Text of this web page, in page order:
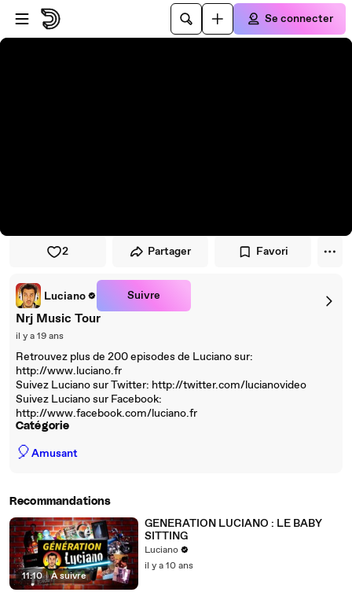
Passer au player
Passer au contenu principal
Se connecter
2 Partager Favori
Luciano Suivre
Nrj Music Tour
il y a 19 ans
Retrouvez plus de 200 episodes de Luciano sur:
http://www.luciano.fr
Suivez Luciano sur Twitter: http://twitter.com/lucianovideo
Suivez Luciano sur Facebook:
http://www.facebook.com/luciano.fr
Catégorie
🎈Amusant
Recommandations
11:10 | À suivre
GENERATION LUCIANO : LE BABY
SITTING
Luciano
il y a 10 ans